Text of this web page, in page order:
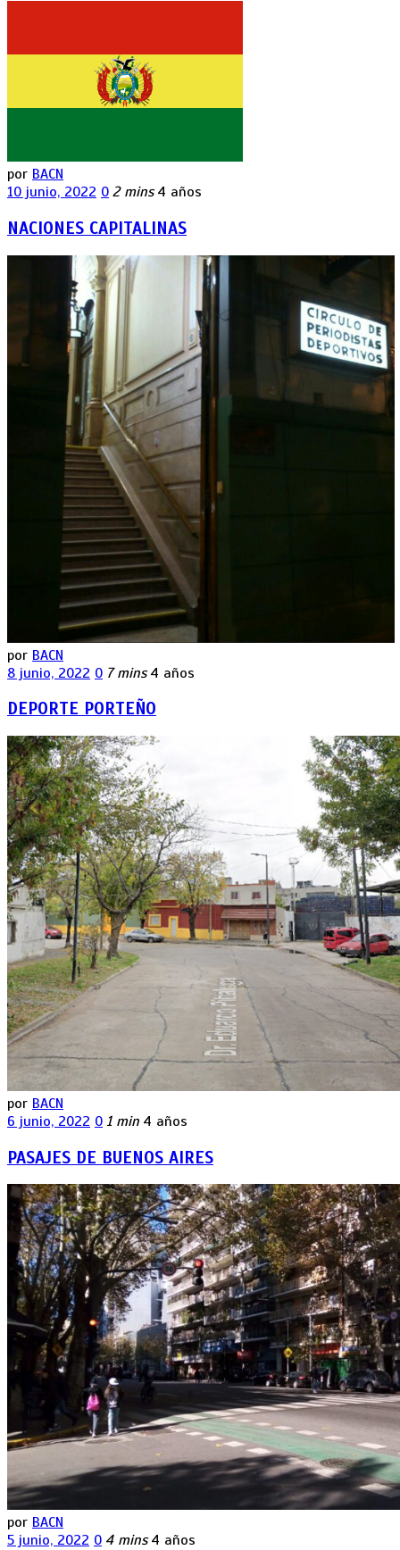
por BACN
10 junio, 2022 0 2 mins 4 años
NACIONES CAPITALINAS
por BACN
8 junio, 2022 0 7 mins 4 años
DEPORTE PORTEÑO
por BACN
6 junio, 2022 0 1 min 4 años
PASAJES DE BUENOS AIRES
por BACN
5 junio, 2022 0 4 mins 4 años